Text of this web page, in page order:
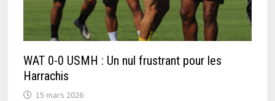
WAT 0-0 USMH : Un nul frustrant pour les
Harrachis
15 mars 2026